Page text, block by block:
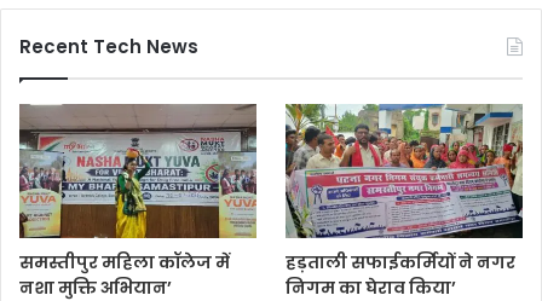
Recent Tech News
समस्तीपुर महिला कॉलेज में
नशा मुक्ति अभियान’
हड़ताली सफाईकर्मियों ने नगर
निगम का घेराव किया’